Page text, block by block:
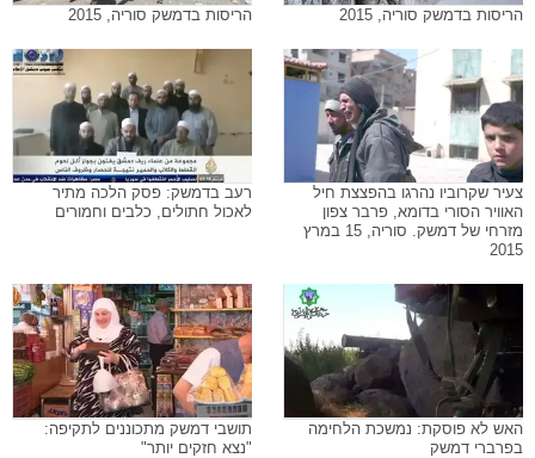
הריסות בדמשק סוריה, 2015 הריסות בדמשק סוריה, 2015
צעיר שקרוביו נהרגו בהפצצת חיל
האוויר הסורי בדומא, פרבר צפון
מזרחי של דמשק. סוריה, 15 במרץ
2015
רעב בדמשק: פסק הלכה מתיר
לאכול חתולים, כלבים וחמורים
האש לא פוסקת: נמשכת הלחימה
בפרברי דמשק
תושבי דמשק מתכוננים לתקיפה:
"נצא חזקים יותר"